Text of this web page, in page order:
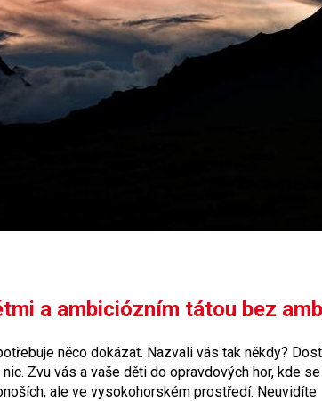
a ambiciózním tátou bez
něco dokázat. Nazvali vás tak někdy?
Zvu vás a vaše děti do opravdových hor, kde
ale ve vysokohorském prostředí. Neuvidíte